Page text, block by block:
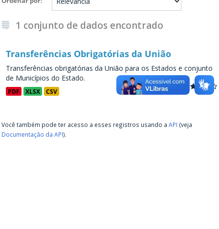
1 conjunto de dados encontrado
Transferências Obrigatórias da União
Transferências obrigatórias da União para os Estados e conjunto
de Municípios do Estado.
PDF XLSX CSV
Você também pode ter acesso a esses registros usando a API (veja
Documentação da API).